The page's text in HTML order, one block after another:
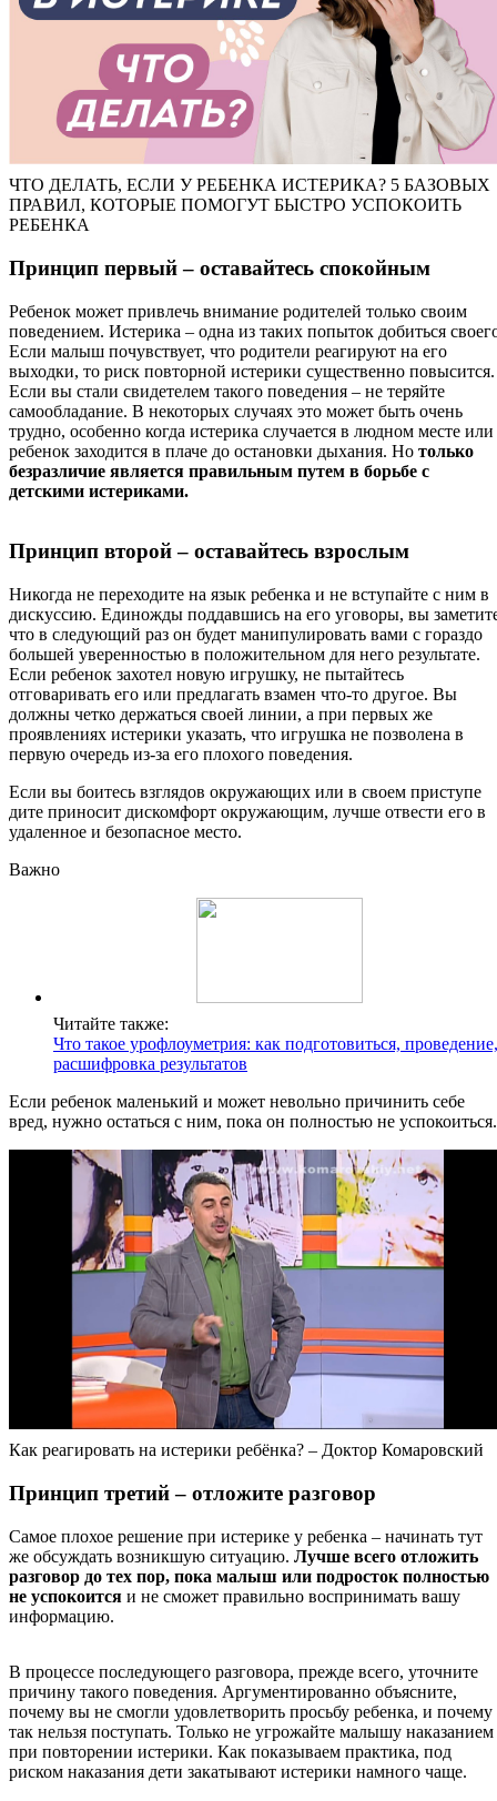
ЧТО ДЕЛАТЬ, ЕСЛИ У РЕБЕНКА ИСТЕРИКА? 5 БАЗОВЫХ
ПРАВИЛ, КОТОРЫЕ ПОМОГУТ БЫСТРО УСПОКОИТЬ
РЕБЕНКА
Принцип первый – оставайтесь спокойным
Ребенок может привлечь внимание родителей только своим
поведением. Истерика – одна из таких попыток добиться
Если малыш почувствует, что родители реагируют на его
выходки, то риск повторной истерики существенно повысится.
Если вы стали свидетелем такого поведения – не теряйте
самообладание. В некоторых случаях это может быть очень
трудно, особенно когда истерика случается в людном месте или
ребенок заходится в плаче до остановки дыхания. Но только
безразличие является правильным путем в борьбе с
детскими истериками.
Принцип второй – оставайтесь взрослым
Никогда не переходите на язык ребенка и не вступайте с ним в
дискуссию. Единожды поддавшись на его уговоры, вы
что в следующий раз он будет манипулировать вами с гораздо
большей уверенностью в положительном для него результате.
Если ребенок захотел новую игрушку, не пытайтесь
отговаривать его или предлагать взамен что-то другое. Вы
должны четко держаться своей линии, а при первых же
проявлениях истерики указать, что игрушка не позволена в
первую очередь из-за его плохого поведения.
Если вы боитесь взглядов окружающих или в своем приступе
дите приносит дискомфорт окружающим, лучше отвести его в
удаленное и безопасное место.
Важно
Читайте также:
Что такое урофлоуметрия: как подготовиться, проведение,
расшифровка результатов
Если ребенок маленький и может невольно причинить себе
вред, нужно остаться с ним, пока он полностью не
Как реагировать на истерики ребёнка? – Доктор Комаровский
Принцип третий – отложите разговор
Самое плохое решение при истерике у ребенка – начинать тут
же обсуждать возникшую ситуацию. Лучше всего отложить
разговор до тех пор, пока малыш или подросток полностью
не успокоится и не сможет правильно воспринимать вашу
информацию.
В процессе последующего разговора, прежде всего, уточните
причину такого поведения. Аргументированно объясните,
почему вы не смогли удовлетворить просьбу ребенка, и почему
так нельзя поступать. Только не угрожайте малышу наказанием
при повторении истерики. Как показываем практика, под
риском наказания дети закатывают истерики намного чаще.